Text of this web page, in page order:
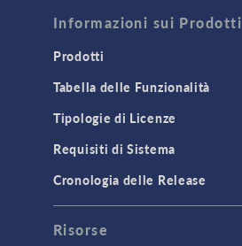
Informazioni sui Prodotti
Prodotti
Tabella delle Funzionalità
Tipologie di Licenze
Requisiti di Sistema
Cronologia delle Release
Risorse